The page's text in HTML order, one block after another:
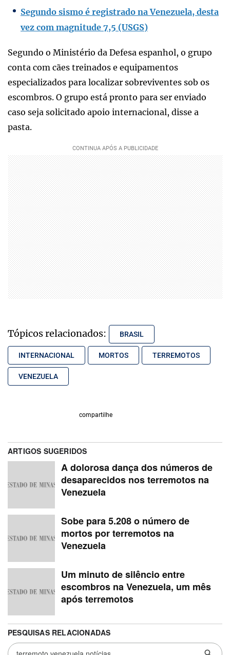
Segundo sismo é registrado na Venezuela, desta
vez com magnitude 7,5 (USGS)
Segundo o Ministério da Defesa espanhol, o grupo
conta com cães treinados e equipamentos
especializados para localizar sobreviventes sob os
escombros. O grupo está pronto para ser enviado
caso seja solicitado apoio internacional, disse a
pasta.
Tópicos relacionados: BRASIL
INTERNACIONAL MORTOS TERREMOTOS
VENEZUELA
compartilhe